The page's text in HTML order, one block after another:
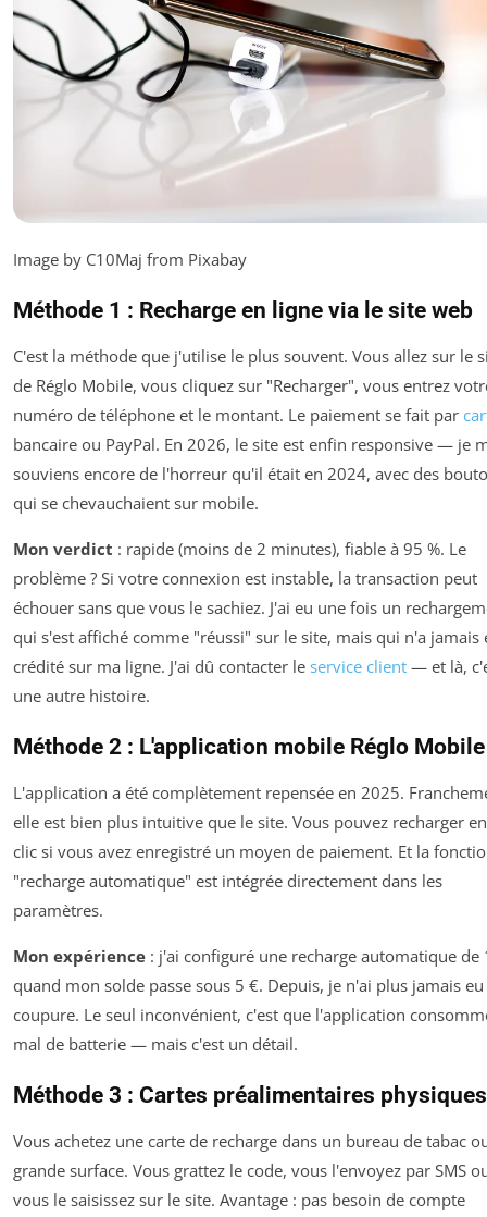
Image by C10Maj from Pixabay
Méthode 1 : Recharge en ligne via le site web
C'est la méthode que j'utilise le plus souvent. Vous allez sur le
de Réglo Mobile, vous cliquez sur "Recharger", vous entrez
numéro de téléphone et le montant. Le paiement se fait par
bancaire ou PayPal. En 2026, le site est enfin responsive — je
souviens encore de l'horreur qu'il était en 2024, avec des
qui se chevauchaient sur mobile.
Mon verdict : rapide (moins de 2 minutes), fiable à 95 %. Le
problème ? Si votre connexion est instable, la transaction peut
échouer sans que vous le sachiez. J'ai eu une fois un
qui s'est affiché comme "réussi" sur le site, mais qui n'a jamais
crédité sur ma ligne. J'ai dû contacter le service client — et là,
une autre histoire.
Méthode 2 : L'application mobile Réglo Mobile
L'application a été complètement repensée en 2025.
elle est bien plus intuitive que le site. Vous pouvez recharger
clic si vous avez enregistré un moyen de paiement. Et la
"recharge automatique" est intégrée directement dans les
paramètres.
Mon expérience : j'ai configuré une recharge automatique de
quand mon solde passe sous 5 €. Depuis, je n'ai plus jamais
coupure. Le seul inconvénient, c'est que l'application
mal de batterie — mais c'est un détail.
Méthode 3 : Cartes préalimentaires physiques
Vous achetez une carte de recharge dans un bureau de tabac
grande surface. Vous grattez le code, vous l'envoyez par SMS
vous le saisissez sur le site. Avantage : pas besoin de compte